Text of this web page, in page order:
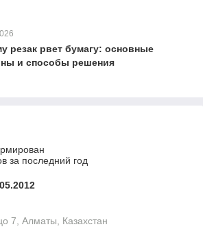
резак рвет бумагу: основные
и способы решения
за последний год
7, Алматы, Казахстан